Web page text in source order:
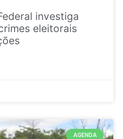
investiga
eleitorais
AGENDA